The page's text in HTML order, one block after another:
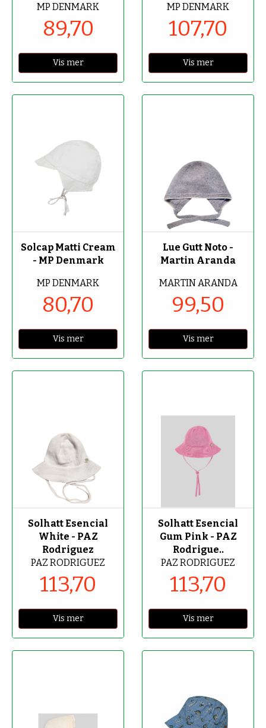
MP DENMARK
89,70
Vis mer
MP DENMARK
107,70
Vis mer
Solcap Matti Cream
- MP Denmark
MP DENMARK
80,70
Vis mer
-50%
Lue Gutt Noto -
Martin Aranda
MARTIN ARANDA
99,50
Vis mer
-70%
Solhatt Esencial
White - PAZ
Rodriguez
PAZ RODRIGUEZ
113,70
Vis mer
-70%
Solhatt Esencial
Gum Pink - PAZ
Rodrigue..
PAZ RODRIGUEZ
113,70
Vis mer